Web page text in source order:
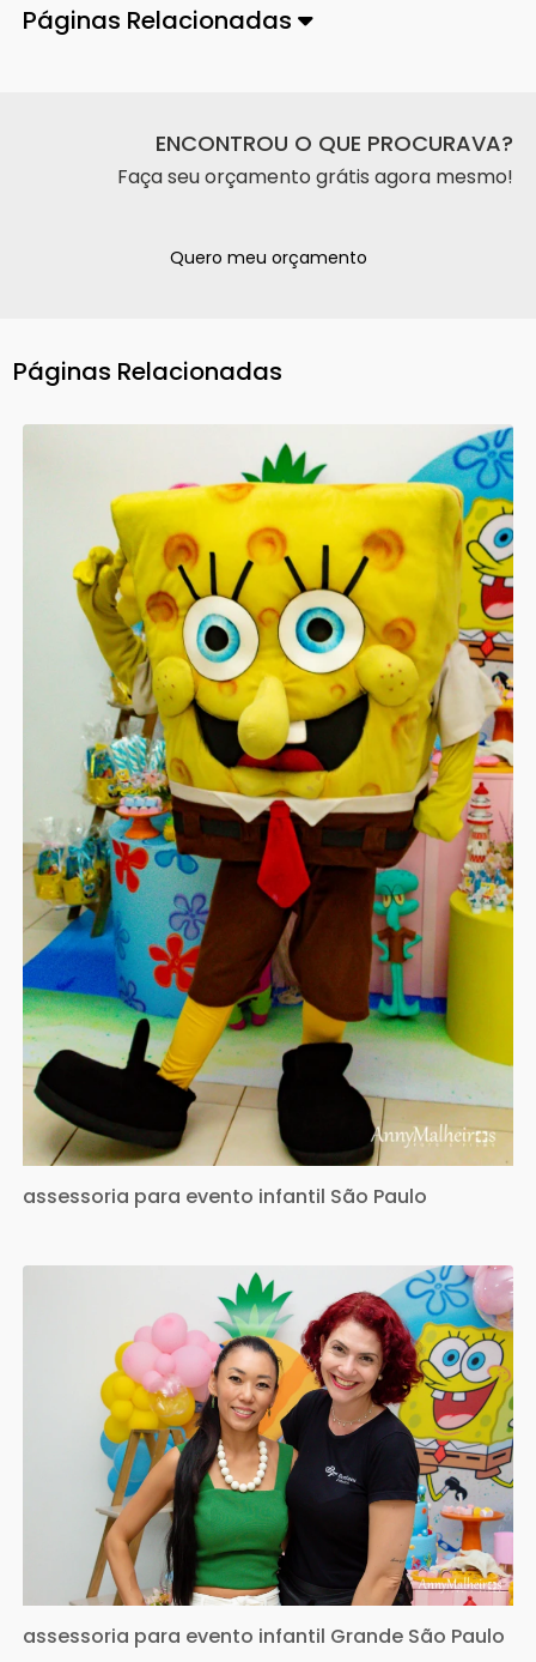
Páginas Relacionadas
ENCONTROU O QUE PROCURAVA?
Faça seu orçamento grátis agora mesmo!
Quero meu orçamento
Páginas Relacionadas
assessoria para evento infantil São Paulo
assessoria para evento infantil Grande São Paulo